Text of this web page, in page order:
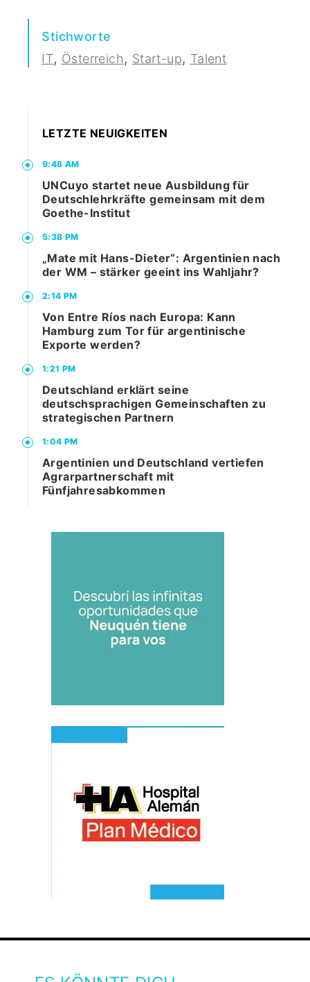
Stichworte
IT, Österreich, Start-up, Talent
LETZTE NEUIGKEITEN
9:48 AM
UNCuyo startet neue Ausbildung für
Deutschlehrkräfte gemeinsam mit dem
Goethe-Institut
5:38 PM
„Mate mit Hans-Dieter“: Argentinien nach
der WM – stärker geeint ins Wahljahr?
2:14 PM
Von Entre Ríos nach Europa: Kann
Hamburg zum Tor für argentinische
Exporte werden?
1:21 PM
Deutschland erklärt seine
deutschsprachigen Gemeinschaften zu
strategischen Partnern
1:04 PM
Argentinien und Deutschland vertiefen
Agrarpartnerschaft mit
Fünfjahresabkommen